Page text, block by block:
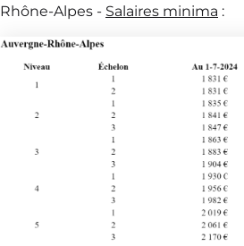
Rhône-Alpes - Salaires minima :